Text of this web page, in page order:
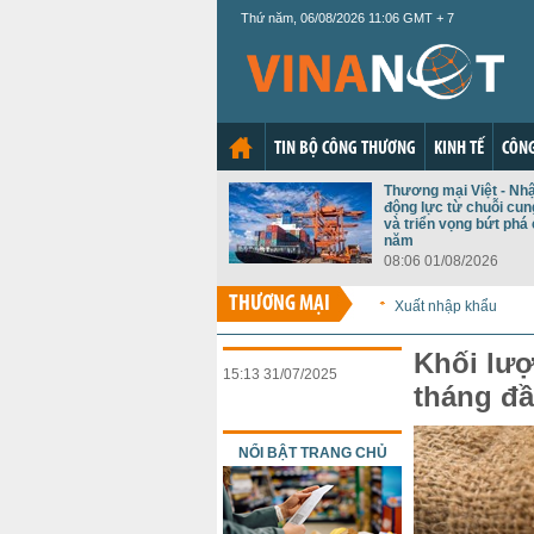
Thứ năm, 06/08/2026 11:06 GMT + 7
TIN BỘ CÔNG THƯƠNG KINH TẾ
Thương mại Việt -
động lực từ chuỗi
và triển vọng bứt phá
năm
08:06 01/08/2026
THƯƠNG MẠI Xuất nhập khẩu
Khối
tháng
15:13 31/07/2025
NỔI BẬT TRANG CHỦ